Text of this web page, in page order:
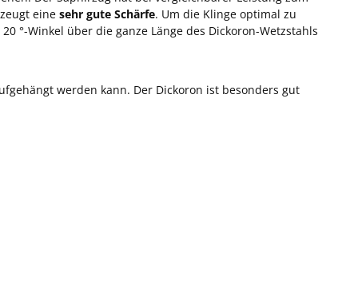
eine sehr gute Schärfe. Um die Klinge optimal zu
°-Winkel über die ganze Länge des Dickoron-Wetzstahls
werden kann. Der Dickoron ist besonders gut